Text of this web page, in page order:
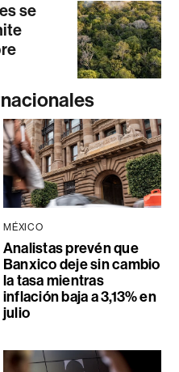
se
MÉXICO
Analistas prevén que
Banxico deje sin cambio
la tasa mientras
inflación baja a 3,13% en
julio